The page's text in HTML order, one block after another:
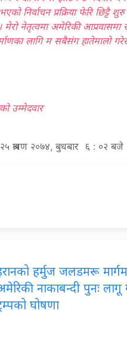
निर्वाचन प्रक्रिया फेरि छिट्टै
। मेरो नेतृत्वमा अमेरिकी
लागि म सबैसंग हातेमालो
उम्मेदवार
२५ श्रावण २०७४, बुधबार ६ : ०२ बजे
हर्मुज जलडमरू
नाकाबन्दी पुनः लागू
घोषणा